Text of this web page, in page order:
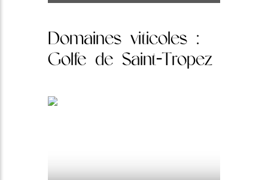
Domaines viticoles :
Golfe de Saint-Tropez